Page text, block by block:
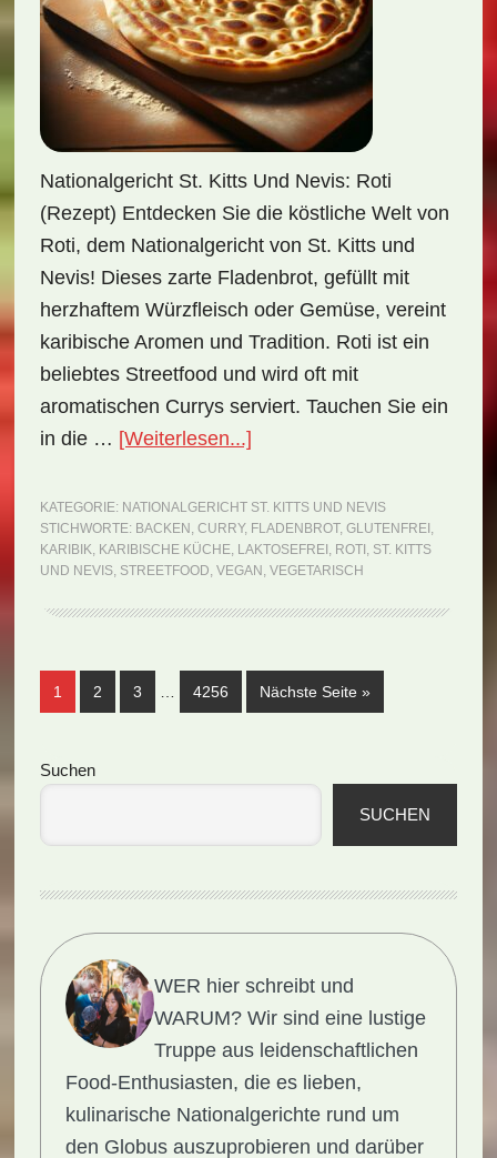
Nationalgericht St. Kitts Und Nevis: Roti
(Rezept) Entdecken Sie die köstliche Welt von
Roti, dem Nationalgericht von St. Kitts und
Nevis! Dieses zarte Fladenbrot, gefüllt mit
herzhaftem Würzfleisch oder Gemüse, vereint
karibische Aromen und Tradition. Roti ist ein
beliebtes Streetfood und wird oft mit
aromatischen Currys serviert. Tauchen Sie ein
in die … [Weiterlesen...]ÜberNationalgericht
Kitts
und
Nevis:
KATEGORIE: NATIONALGERICHT ST. KITTS UND NEVIS
STICHWORTE: BACKEN , CURRY, FLADENBROT, GLUTENFREI ,
KARIBIK, KARIBISCHE KÜCHE, LAKTOSEFREI , ROTI , ST. KITTS
UND NEVIS, STREETFOOD, VEGAN , VEGETARISCH
Seite
1 Seite
2 Seite
3 Seite
4256 Nächste Seite aufrufen
»
Seitenspalte
Suchen
SUCHEN
WER hier schreibt und
WARUM? Wir sind eine lustige
Truppe aus leidenschaftlichen
Food-Enthusiasten, die es lieben,
kulinarische Nationalgerichte rund um
den Globus auszuprobieren und darüber